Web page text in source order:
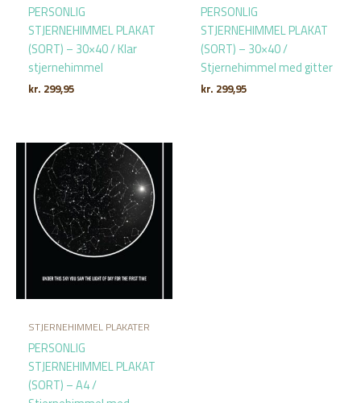
PERSONLIG
STJERNEHIMMEL PLAKAT
(SORT) – 30×40 / Klar
stjernehimmel
kr. 299,95
PERSONLIG
STJERNEHIMMEL PLAKAT
(SORT) – 30×40 /
Stjernehimmel med gitter
kr. 299,95
STJERNEHIMMEL PLAKATER
PERSONLIG
STJERNEHIMMEL PLAKAT
(SORT) – A4 /